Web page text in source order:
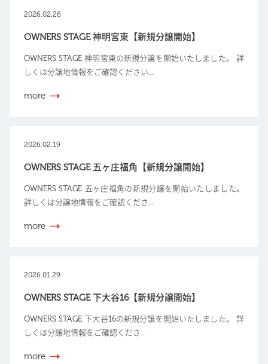
2026.02.26
OWNERS STAGE 神明宮東【新規分譲開始】
OWNERS STAGE 神明宮東の新規分譲を開始いたしました。 詳
しくは分譲地情報をご確認ください...
more
2026.02.19
OWNERS STAGE 五ヶ庄福角【新規分譲開始】
OWNERS STAGE 五ヶ庄福角の新規分譲を開始いたしました。
詳しくは分譲地情報をご確認くださ...
more
2026.01.29
OWNERS STAGE 下大谷16【新規分譲開始】
OWNERS STAGE 下大谷16の新規分譲を開始いたしました。 詳
しくは分譲地情報をご確認くださ...
more